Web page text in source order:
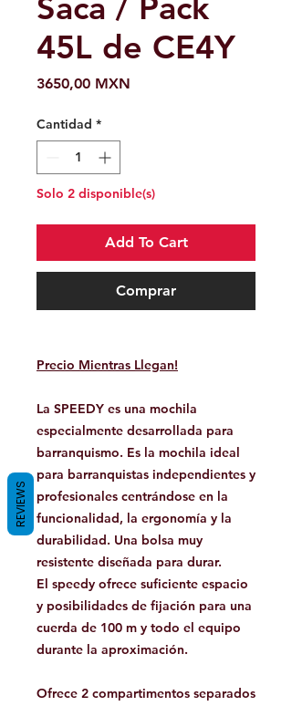
45L de CE4Y
3650,00 MXN
Cantidad *
Solo 2 disponible(s)
Add To Cart
Comprar
Precio Mientras Llegan!
La SPEEDY es una mochila
especialmente desarrollada para
barranquismo. Es la mochila ideal
para barranquistas independientes y
profesionales centrándose en la
funcionalidad, la ergonomía y la
durabilidad. Una bolsa muy
resistente diseñada para durar.
El speedy ofrece suficiente espacio
y posibilidades de fijación para una
cuerda de 100 m y todo el equipo
durante la aproximación.
Ofrece 2 compartimentos separados
REVIEWS